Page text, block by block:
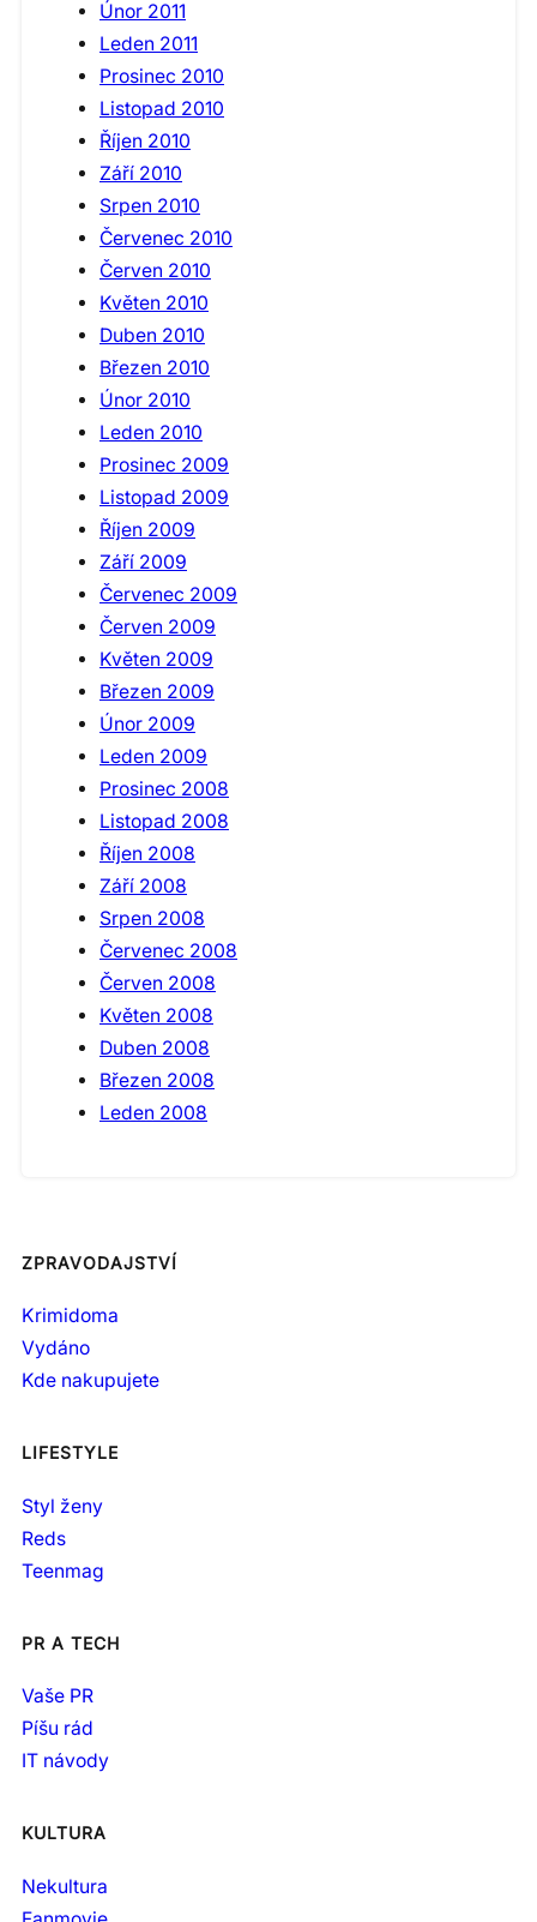
Únor 2011
Leden 2011
Prosinec 2010
Listopad 2010
Říjen 2010
Září 2010
Srpen 2010
Červenec 2010
Červen 2010
Květen 2010
Duben 2010
Březen 2010
Únor 2010
Leden 2010
Prosinec 2009
Listopad 2009
Říjen 2009
Září 2009
Červenec 2009
Červen 2009
Květen 2009
Březen 2009
Únor 2009
Leden 2009
Prosinec 2008
Listopad 2008
Říjen 2008
Září 2008
Srpen 2008
Červenec 2008
Červen 2008
Květen 2008
Duben 2008
Březen 2008
Leden 2008
ZPRAVODAJSTVÍ
Krimidoma
Vydáno
Kde nakupujete
LIFESTYLE
Styl ženy
Reds
Teenmag
PR A TECH
Vaše PR
Píšu rád
IT návody
KULTURA
Nekultura